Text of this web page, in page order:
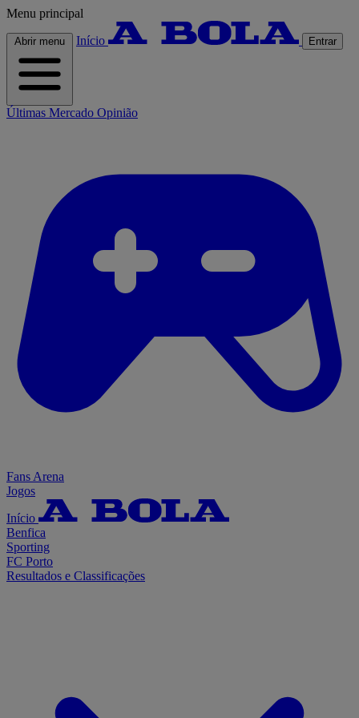
Menu principal
Abrir menu Início Entrar
Últimas Mercado Opinião
Fans Arena
Jogos
Início
Benfica
Sporting
FC Porto
Resultados e Classificações